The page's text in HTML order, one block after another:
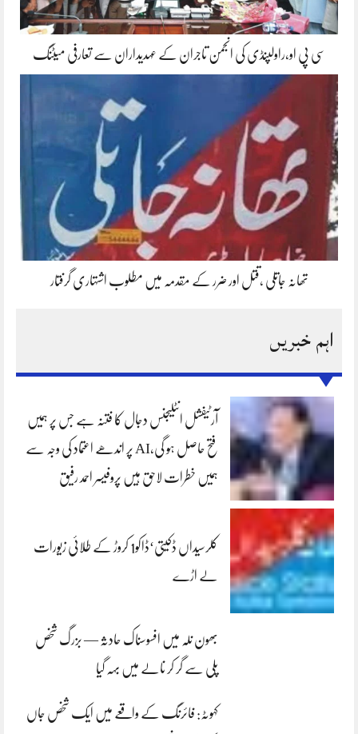
سی پی او،راولپنڈی کی انجمن تاجران کے عہدیداران سے تعارفی میٹنگ
تھانہ جاتلی ،قتل اور ضرر کے مقدمہ میں مطلوب اشتہاری گرفتار
اہم خبریں
آرٹیفشل انٹلیجنس دجال کا فتنہ ہے جس پر ہمیں
فتح حاصل ہو گی،AI پر اندھے اعتماد کی وجہ سے
ہمیں خطرات لاحق ہیں پروفیسر احمد رفیق
کلرسیداں ڈکیتی‘ڈاکو1 کروڑ کے طلائی زیورات
لے اڑے
بھون نلہ میں افسوسناک حادثہ — بزرگ شخص
پلی سے گر کر نالے میں بہہ گیا
کہوٹہ: فائرنگ کے واقعے میں ایک شخص جاں